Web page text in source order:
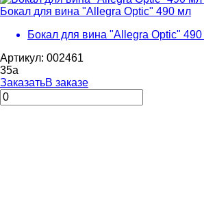
Бокал для вина "Allegra Optic" 490 мл
Бокал для вина "Allegra Optic"
Артикул: 002461
35a
ЗаказатьВ заказе